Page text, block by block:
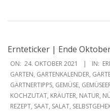
Ernteticker | Ende
2021-
10-
24
ON: 24. OKTOBER 2021 IN:
GARTEN, GARTENKALENDER,
GÄRTNERTIPPS, GEMÜSE,
KOCHZUTAT, KRÄUTER, NATUR,
REZEPT, SAAT, SALAT,